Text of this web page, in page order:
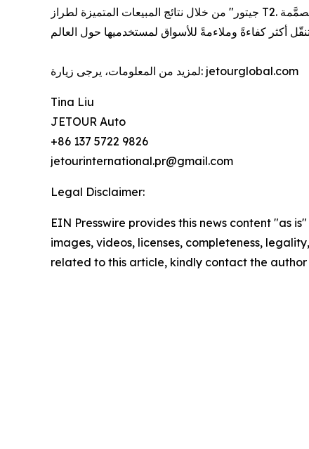
جيتور" من خلال نتائج المبيعات المتميزة لطراز T2. وتتطلع جيتور قُدماً إلى مواصلة صقل تشكيلة منتجاتها العالمية. ومدفوعةً بالابتكار التكنولوجي المتواصل والاستراتيجيات المحلية المصمَّمة
لمزيد من المعلومات، يرجى زيارة: jetourglobal.com
Tina Liu
JETOUR Auto
+86 137 5722 9826
jetourinternational.pr@gmail.com
Legal Disclaimer:
EIN Presswire provides this news content "as
images, videos, licenses, completeness,
related to this article, kindly contact the